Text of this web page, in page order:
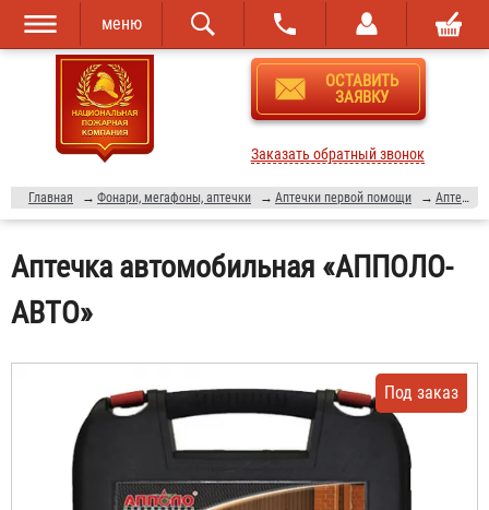
Перейти к
основному
содержанию
Skip to
navigation
меню
ОСТАВИТЬ
ЗАЯВКУ
Заказать обратный звонок
Главная → Фонари, мегафоны, аптечки → Аптечки первой помощи → Аптечки "АППОЛО"
Аптечка автомобильная «АППОЛО-
АВТО»
Под заказ